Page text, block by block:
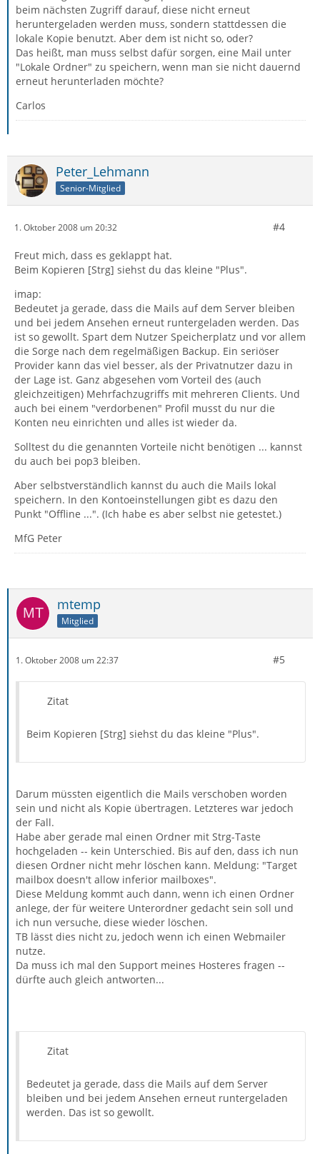
beim nächsten Zugriff darauf, diese nicht erneut
heruntergeladen werden muss, sondern stattdessen die
lokale Kopie benutzt. Aber dem ist nicht so, oder?
Das heißt, man muss selbst dafür sorgen, eine Mail unter
"Lokale Ordner" zu speichern, wenn man sie nicht dauernd
erneut herunterladen möchte?
Carlos
Peter_Lehmann
Senior-Mitglied
1. Oktober 2008 um 20:32 #4
Freut mich, dass es geklappt hat.
Beim Kopieren [Strg] siehst du das kleine "Plus".
imap:
Bedeutet ja gerade, dass die Mails auf dem Server bleiben
und bei jedem Ansehen erneut runtergeladen werden. Das
ist so gewollt. Spart dem Nutzer Speicherplatz und vor allem
die Sorge nach dem regelmäßigen Backup. Ein seriöser
Provider kann das viel besser, als der Privatnutzer dazu in
der Lage ist. Ganz abgesehen vom Vorteil des (auch
gleichzeitigen) Mehrfachzugriffs mit mehreren Clients. Und
auch bei einem "verdorbenen" Profil musst du nur die
Konten neu einrichten und alles ist wieder da.
Solltest du die genannten Vorteile nicht benötigen ... kannst
du auch bei pop3 bleiben.
Aber selbstverständlich kannst du auch die Mails lokal
speichern. In den Kontoeinstellungen gibt es dazu den
Punkt "Offline ...". (Ich habe es aber selbst nie getestet.)
MfG Peter
mtemp
Mitglied
1. Oktober 2008 um 22:37 #5
Zitat
Beim Kopieren [Strg] siehst du das kleine "Plus".
Darum müssten eigentlich die Mails verschoben worden
sein und nicht als Kopie übertragen. Letzteres war jedoch
der Fall.
Habe aber gerade mal einen Ordner mit Strg-Taste
hochgeladen -- kein Unterschied. Bis auf den, dass ich nun
diesen Ordner nicht mehr löschen kann. Meldung: "Target
mailbox doesn't allow inferior mailboxes".
Diese Meldung kommt auch dann, wenn ich einen Ordner
anlege, der für weitere Unterordner gedacht sein soll und
ich nun versuche, diese wieder löschen.
TB lässt dies nicht zu, jedoch wenn ich einen Webmailer
nutze.
Da muss ich mal den Support meines Hosteres fragen --
dürfte auch gleich antworten...
Zitat
Bedeutet ja gerade, dass die Mails auf dem Server
bleiben und bei jedem Ansehen erneut runtergeladen
werden. Das ist so gewollt.